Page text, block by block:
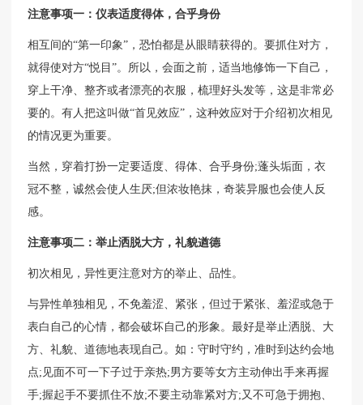
注意事项一：仪表适度得体，合乎身份
相互间的“第一印象”，恐怕都是从眼睛获得的。要抓住对方，
就得使对方“悦目”。所以，会面之前，适当地修饰一下自己，
穿上干净、整齐或者漂亮的衣服，梳理好头发等，这是非常必
要的。有人把这叫做“首见效应”，这种效应对于介绍初次相见
的情况更为重要。
当然，穿着打扮一定要适度、得体、合乎身份;蓬头垢面，衣
冠不整，诚然会使人生厌;但浓妆艳抹，奇装异服也会使人反
感。
注意事项二：举止洒脱大方，礼貌遒德
初次相见，异性更注意对方的举止、品性。
与异性单独相见，不免羞涩、紧张，但过于紧张、羞涩或急于
表白自己的心情，都会破坏自己的形象。最好是举止洒脱、大
方、礼貌、道德地表现自己。如：守时守约，准时到达约会地
点;见面不可一下子过于亲热;男方要等女方主动伸出手来再握
手;握起手不要抓住不放;不要主动靠紧对方;又不可急于拥抱、